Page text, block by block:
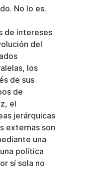
No lo es.
de intereses
del
los
de sus
de
el
jerárquicas
externas son
una
política
sí sola no